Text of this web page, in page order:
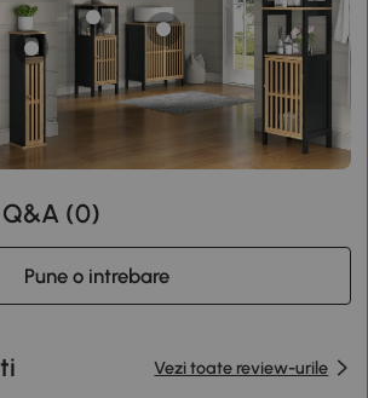
Q&A (0)
Pune o intrebare
Vezi toate review-urile